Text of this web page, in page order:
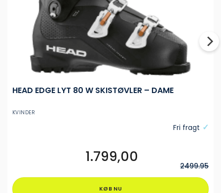
KVINDER
HEAD EDGE LYT 80 W SKISTØVLER – DAME
Fri fragt
KØB NU
Dette
vare
har
flere
2499.95
1.799,00